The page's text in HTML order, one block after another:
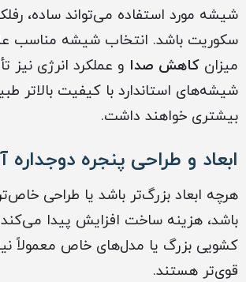
شیشه مورد استفاده می‌تواند ساده،
سکوریت باشد. انتخاب شیشه مناسب
میزان کاهش صدا و عملکرد انرژی نیز
شیشه‌های استاندارد با کیفیت بالاتر
بیشتری خواهند داشت.
ابعاد و طراحی پنجره دوجداره
هرچه ابعاد بزرگ‌تر باشد یا طراحی
باشد، هزینه ساخت افزایش پیدا
کشویی بزرگ یا مدل‌های خاص معمولاً
قوی‌تر هستند.